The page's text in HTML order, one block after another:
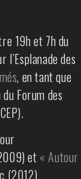
19h et 7h du
des
, en tant que
Forum des
et« Autour
(2012).